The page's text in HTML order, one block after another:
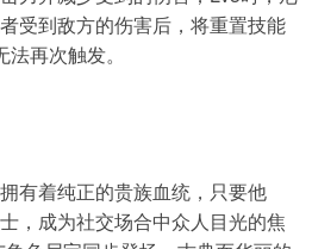
受到敌方的伤害后，将重置技能
再次触发。
有着纯正的贵族血统，只要他
，成为社交场合中众人目光的焦